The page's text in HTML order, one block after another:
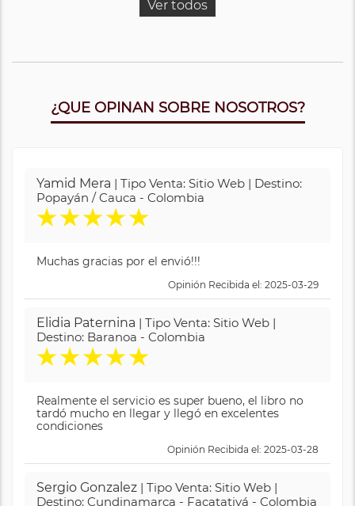
Ver todos
¿QUE OPINAN SOBRE NOSOTROS?
Yamid Mera | Tipo Venta: Sitio Web | Destino:
Popayán / Cauca - Colombia
★★★★★
Muchas gracias por el envió!!!
Opinión Recibida el: 2025-03-29
Elidia Paternina | Tipo Venta: Sitio Web |
Destino: Baranoa - Colombia
★★★★★
Realmente el servicio es super bueno, el libro no
tardó mucho en llegar y llegó en excelentes
condiciones
Opinión Recibida el: 2025-03-28
Sergio Gonzalez | Tipo Venta: Sitio Web |
Destino: Cundinamarca - Facatativá - Colombia